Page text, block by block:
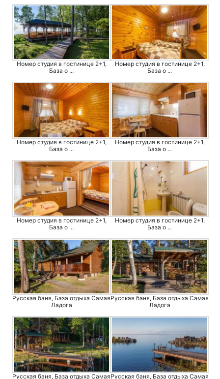
Номер студия в гостинице 2+1,
База о ...
Номер студия в гостинице 2+1,
База о ...
Номер студия в гостинице 2+1,
База о ...
Номер студия в гостинице 2+1,
База о ...
Номер студия в гостинице 2+1,
База о ...
Номер студия в гостинице 2+1,
База о ...
Русская баня, База отдыха Самая
Ладога
Русская баня, База отдыха Самая
Ладога
Русская баня, База отдыха СамаяРусская баня, База отдыха Самая